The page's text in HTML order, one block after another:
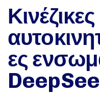
Κινέζικες
ες